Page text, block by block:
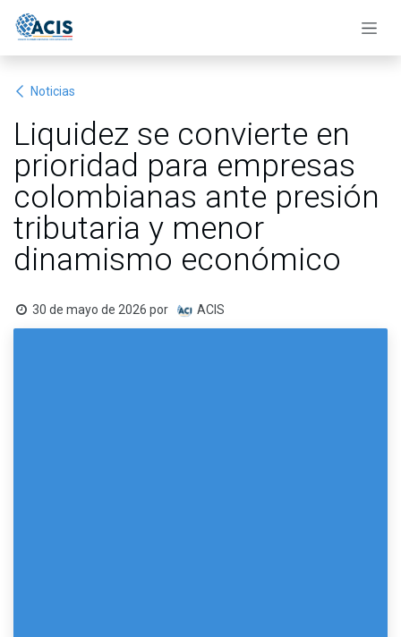
Noticias
Liquidez se convierte en
prioridad para empresas
colombianas ante presión
tributaria y menor
dinamismo económico
30 de mayo de 2026 por ACIS